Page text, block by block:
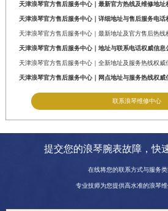
天津浪琴官方售后服务中心｜最新官方热线及维修地址
天津浪琴官方售后服务中心｜详细地址与售后服务电话
天津浪琴官方售后服务中心｜最新地址及官方售后热线
天津浪琴官方售后服务中心｜地址与联系电话权威信息
天津浪琴官方售后服务中心｜全新地址及服务热线权威
天津浪琴官方售后服务中心｜网点地址与服务热线权威
联系浪琴维修中心
提交您的浪琴腕表故障，快
在线将您的联系方式与服务
专业技师为您提供高水准的浪琴